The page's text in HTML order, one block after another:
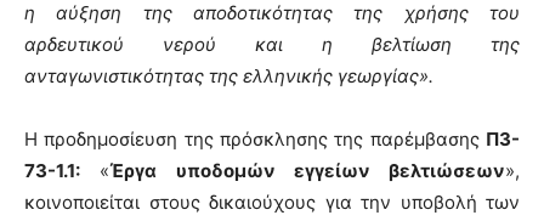
η αύξηση της αποδοτικότητας της χρήσης του
αρδευτικού νερού και η βελτίωση της
ανταγωνιστικότητας της ελληνικής γεωργίας».
Η προδημοσίευση της πρόσκλησης της παρέμβασης Π3-
73-1.1: «Έργα υποδομών εγγείων βελτιώσεων»,
κοινοποιείται στους δικαιούχους για την υποβολή των